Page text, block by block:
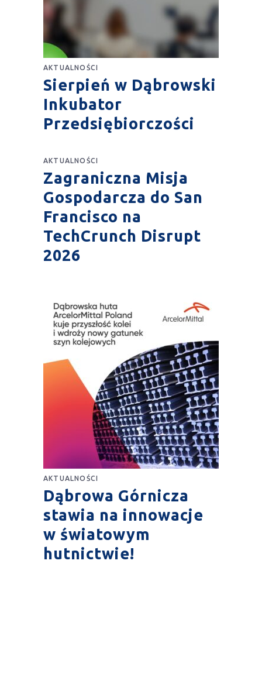
AKTUALNOŚCI
Sierpień w Dąbrowski
Inkubator
Przedsiębiorczości
AKTUALNOŚCI
Zagraniczna Misja
Gospodarcza do San
Francisco na
TechCrunch Disrupt
2026
AKTUALNOŚCI
Dąbrowa Górnicza
stawia na innowacje
w światowym
hutnictwie!